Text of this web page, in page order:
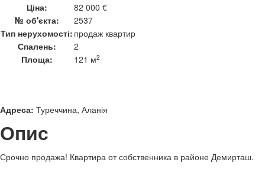
Ціна:
82 000 €
№ об'єкта:
2537
Тип нерухомості: продаж квартир
Спалень:
2
Площа:
121 м2
Адреса: Туреччина, Аланія
Опис
Срочно продажа! Квартира от собственника в районе Демирташ.